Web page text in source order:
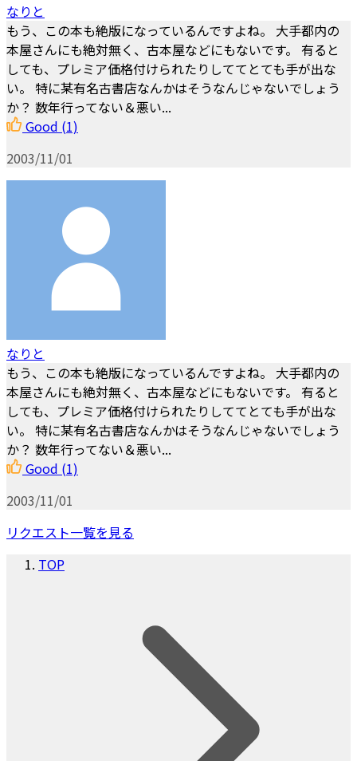
なりと
もう、この本も絶版になっているんですよね。 大手都内の
本屋さんにも絶対無く、古本屋などにもないです。 有ると
しても、プレミア価格付けられたりしててとても手が出な
い。 特に某有名古書店なんかはそうなんじゃないでしょう
か？ 数年行ってない＆悪い...
Good (1)
2003/11/01
なりと
もう、この本も絶版になっているんですよね。 大手都内の
本屋さんにも絶対無く、古本屋などにもないです。 有ると
しても、プレミア価格付けられたりしててとても手が出な
い。 特に某有名古書店なんかはそうなんじゃないでしょう
か？ 数年行ってない＆悪い...
Good (1)
2003/11/01
リクエスト一覧を見る
TOP